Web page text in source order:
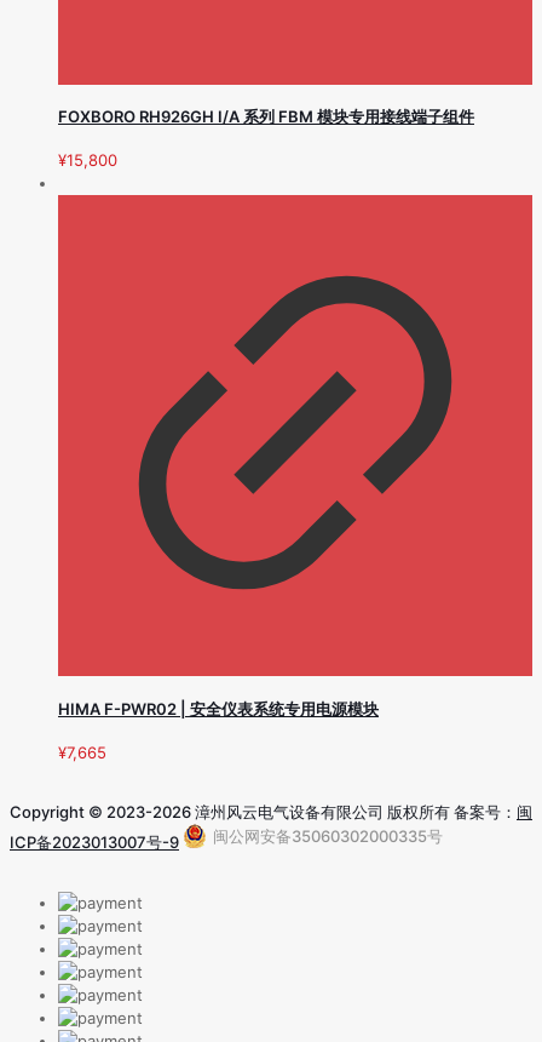
FOXBORO RH926GH I/A 系列 FBM 模块专用接线端子组件
¥15,800
HIMA F-PWR02 | 安全仪表系统专用电源模块
¥7,665
Copyright © 2023-2026 漳州风云电气设备有限公司 版权所有 备案号： 闽
ICP备2023013007号-9
闽公网安备35060302000335号